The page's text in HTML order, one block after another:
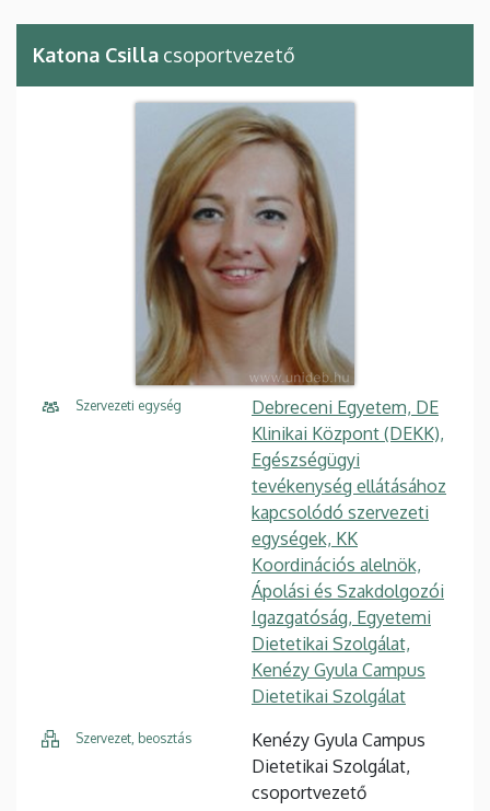
Katona Csilla csoportvezető
Szervezeti egység
Debreceni Egyetem, DE
Klinikai Központ (DEKK),
Egészségügyi
tevékenység ellátásához
kapcsolódó szervezeti
egységek, KK
Koordinációs alelnök,
Ápolási és Szakdolgozói
Igazgatóság, Egyetemi
Dietetikai Szolgálat,
Kenézy Gyula Campus
Dietetikai Szolgálat
Szervezet, beosztás
Kenézy Gyula Campus
Dietetikai Szolgálat,
csoportvezető